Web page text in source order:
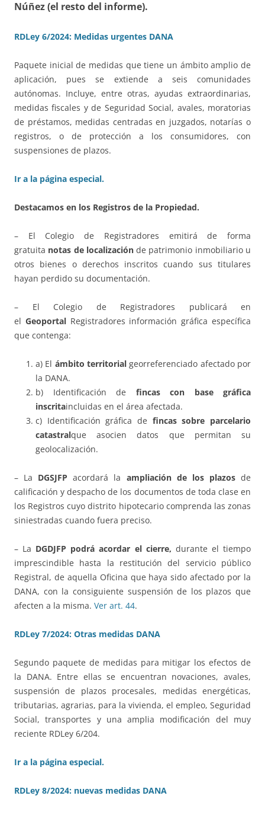
Núñez (el resto del informe).
RDLey 6/2024: Medidas urgentes DANA
Paquete inicial de medidas que tiene un ámbito amplio de
aplicación, pues se extiende a seis comunidades
autónomas. Incluye, entre otras, ayudas extraordinarias,
medidas fiscales y de Seguridad Social, avales, moratorias
de préstamos, medidas centradas en juzgados, notarías o
registros, o de protección a los consumidores, con
suspensiones de plazos.
Ir a la página especial.
Destacamos en los Registros de la Propiedad.
– El Colegio de Registradores emitirá de forma
gratuita notas de localizaciónde patrimonio inmobiliario u
otros bienes o derechos inscritos cuando sus titulares
hayan perdido su documentación.
– El Colegio de Registradores publicará en
el Geoportal Registradores información gráfica específica
que contenga:
a) El ámbito territorialgeorreferenciado afectado por
la DANA.
b) Identificación de fincas con base gráfica
inscritaincluidas en el área afectada.
c) Identificación gráfica de fincas sobre parcelario
catastralque asocien datos que permitan su
geolocalización.
– La DGSJFP acordará la ampliación de los plazosde
calificación y despacho de los documentos de toda clase en
los Registros cuyo distrito hipotecario comprenda las zonas
siniestradas cuando fuera preciso.
– La DGDJFP podrá acordar el cierre, durante el tiempo
imprescindible hasta la restitución del servicio público
Registral, de aquella Oficina que haya sido afectado por la
DANA, con la consiguiente suspensión de los plazos que
afecten a la misma. Ver art. 44.
RDLey 7/2024: Otras medidas DANA
Segundo paquete de medidas para mitigar los efectos de
la DANA. Entre ellas se encuentran novaciones, avales,
suspensión de plazos procesales, medidas energéticas,
tributarias, agrarias, para la vivienda, el empleo, Seguridad
Social, transportes y una amplia modificación del muy
reciente RDLey 6/204.
Ir a la página especial.
RDLey 8/2024: nuevas medidas DANA